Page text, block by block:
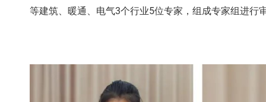
等建筑、暖通、电气3个行业5位专家，组成专家组进行